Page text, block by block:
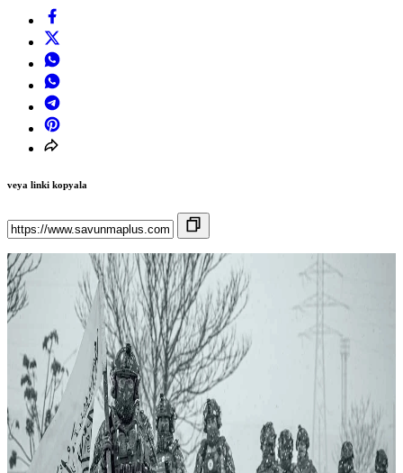
veya linki kopyala